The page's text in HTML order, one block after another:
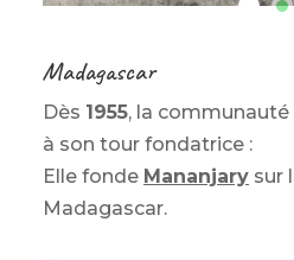
Madagascar
Dès 1955, la
à son tour fondatrice :
Elle fonde Mananjary sur
Madagascar.